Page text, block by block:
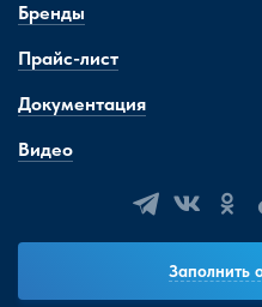
Бренды
Прайс-лист
Документация
Видео
Заполнить